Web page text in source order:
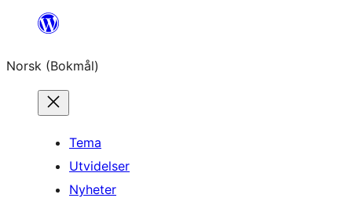
Hopp
innhold
Norsk (Bokmål)
Tema
Utvidelser
Nyheter